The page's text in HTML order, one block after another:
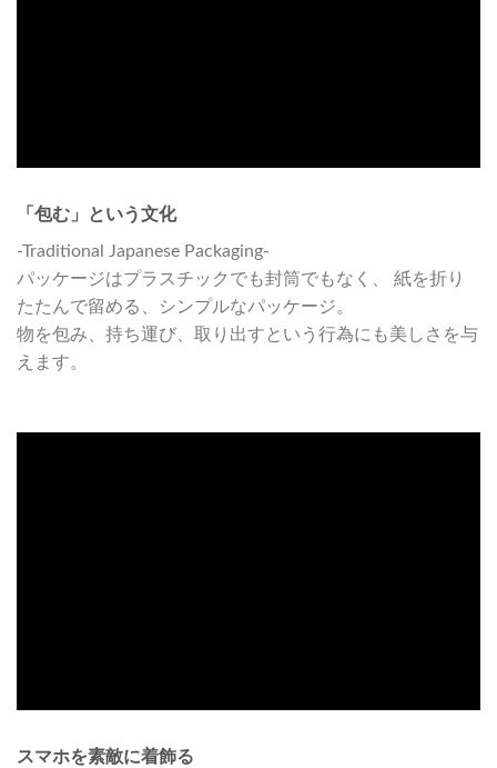
「包む」という文化
-Traditional Japanese Packaging-
パッケージはプラスチックでも封筒でもなく、 紙を折り
たたんで留める、シンプルなパッケージ。
物を包み、持ち運び、取り出すという行為にも美しさを与
えます。
スマホを素敵に着飾る